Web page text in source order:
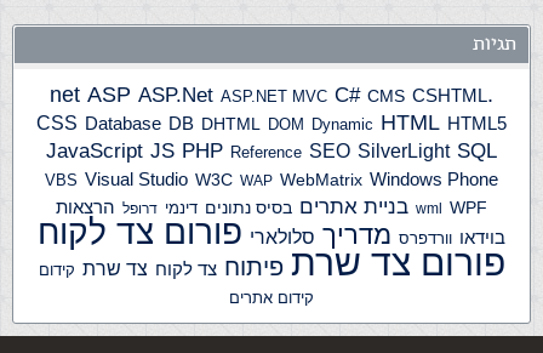
תגיות
.net
ASP ASP.Net ASP.NET MVC C# CMS CSHTML
CSS Database DB DHTML DOM Dynamic HTML HTML5
JavaScript JS PHP Reference SEO SilverLight SQL
VBS Visual Studio W3C WAP WebMatrix Windows Phone
wml WPF בניית אתרים בסיס נתונים דינמי דרופל הרצאות
בוידאו וורדפרס מדריך סלולארי פורום צד לקוח
פורום צד שרת פיתוח צד לקוח צד שרת קידום
קידום אתרים